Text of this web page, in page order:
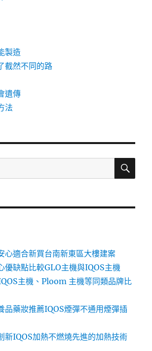
製造
截然不同的路
遺傳
法
搜
心適合新買台南新東區大樓建案
優缺點比較GLO主機與IQOS主機
主機、Ploom 主機等同類品牌比
品藥妝推薦IQOS煙彈不通用煙彈插
新IQOS加熱不燃燒先進的加熱技術